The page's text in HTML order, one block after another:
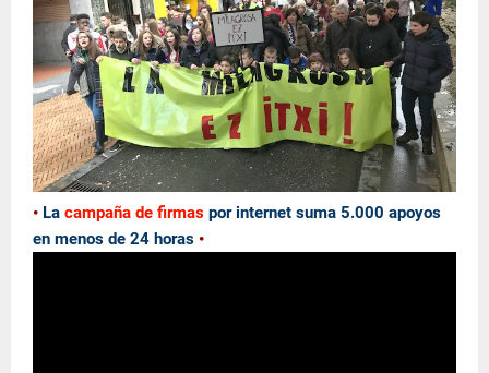
• La campaña de firmas por internet suma 5.000 apoyos
en menos de 24 horas •